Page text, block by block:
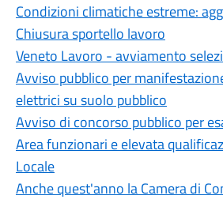
Condizioni climatiche estreme:
Chiusura sportello lavoro
Veneto Lavoro - avviamento
Avviso pubblico per
elettrici su suolo pubblico
Avviso di concorso pubblico per
Area funzionari e elevata
Locale
Anche quest'anno la Camera di